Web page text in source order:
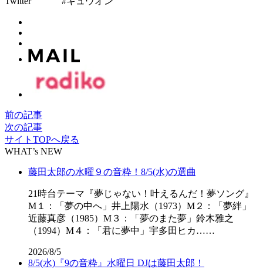
前の記事
次の記事
サイトTOPへ戻る
WHAT’s NEW
藤田太郎の水曜９の音粋！8/5(水)の選曲
21時台テーマ『夢じゃない！叶えるんだ！夢ソング』
M１：「夢の中へ」井上陽水（1973）M２：「夢絆」
近藤真彦（1985）M３：「夢のまた夢」鈴木雅之
（1994）M４：「君に夢中」宇多田ヒカ……
2026/8/5
8/5(水)『9の音粋』水曜日 DJは藤田太郎！